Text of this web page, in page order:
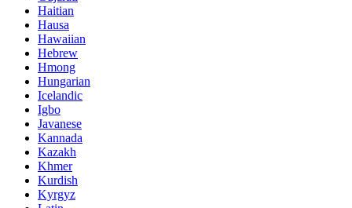
Haitian
Hausa
Hawaiian
Hebrew
Hmong
Hungarian
Icelandic
Igbo
Javanese
Kannada
Kazakh
Khmer
Kurdish
Kyrgyz